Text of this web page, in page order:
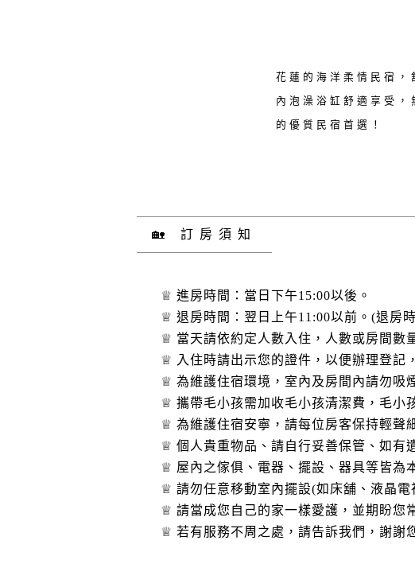
花蓮的海洋柔情民宿，
內泡澡浴缸舒適享受
的優質民宿首選！
🏡 訂房須知
♕ 進房時間：當日下午15:00以後。
♕ 退房時間：翌日上午11:00以前。(退房
♕ 當天請依約定人數入住，人數或房間數
♕ 入住時請出示您的證件，以便辦理登記
♕ 為維護住宿環境，室內及房間內請勿吸
♕ 攜帶毛小孩需加收毛小孩清潔費，毛小
♕ 為維護住宿安寧，請每位房客保持輕聲
♕ 個人貴重物品、請自行妥善保管、如有
♕ 屋內之傢俱、電器、擺設、器具等皆為
♕ 請勿任意移動室內擺設(如床舖、液晶電
♕ 請當成您自己的家一樣愛護，並期盼您
♕ 若有服務不周之處，請告訴我們，謝謝